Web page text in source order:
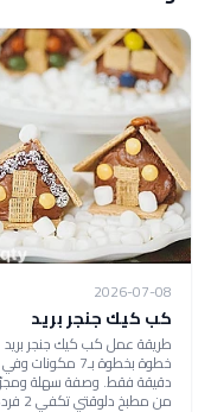
2026-07-08
كب كيك جنجر بريد
طريقة عمل كب كيك جنجر بريد
دقيقة فقط. وصفة سهلة
من مطبخ دلوقتي